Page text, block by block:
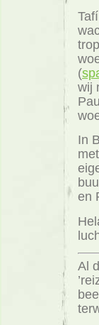
(
wij
In
en
Al